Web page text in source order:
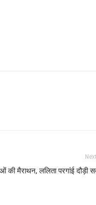
की मैराथन, ललिता परगांई